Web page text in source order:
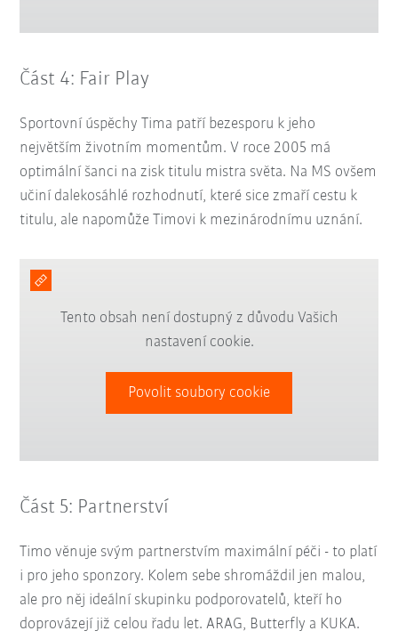
Část 4: Fair Play
Sportovní úspěchy Tima patří bezesporu k jeho
největším životním momentům. V roce 2005 má
optimální šanci na zisk titulu mistra světa. Na MS ovšem
učiní dalekosáhlé rozhodnutí, které sice zmaří cestu k
titulu, ale napomůže Timovi k mezinárodnímu uznání.
Tento obsah není dostupný z důvodu Vašich
nastavení cookie.
Povolit soubory cookie
Část 5: Partnerství
Timo věnuje svým partnerstvím maximální péči - to platí
i pro jeho sponzory. Kolem sebe shromáždil jen malou,
ale pro něj ideální skupinku podporovatelů, kteří ho
doprovázejí již celou řadu let. ARAG, Butterfly a KUKA.